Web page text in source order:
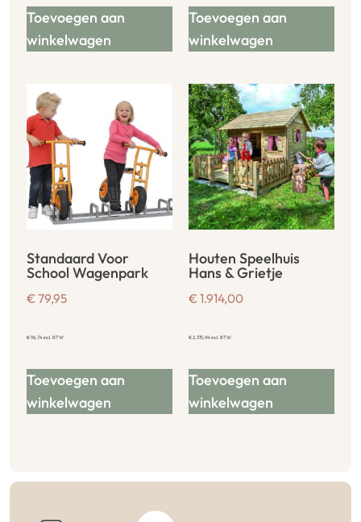
Toevoegen aan
winkelwagen
Toevoegen aan
winkelwagen
Standaard Voor
School Wagenpark
€ 79,95
€96,74incl. BTW
Toevoegen aan
winkelwagen
Houten Speelhuis
Hans & Grietje
€ 1.914,00
€2.315,94incl. BTW
Toevoegen aan
winkelwagen